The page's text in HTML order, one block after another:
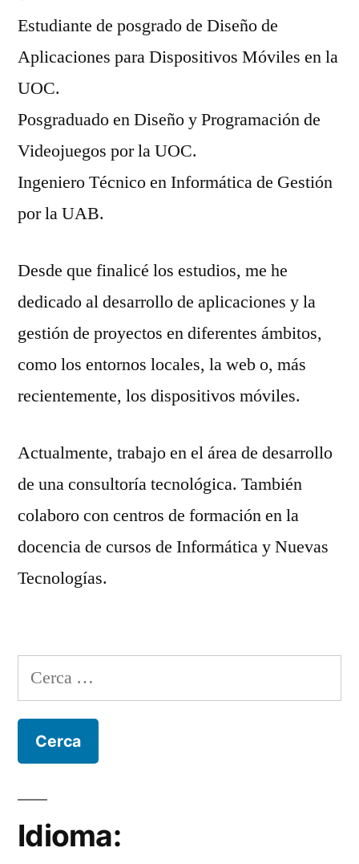
Estudiante de posgrado de Diseño de
Aplicaciones para Dispositivos Móviles en la
UOC.
Posgraduado en Diseño y Programación de
Videojuegos por la UOC.
Ingeniero Técnico en Informática de Gestión
por la UAB.
Desde que finalicé los estudios, me he
dedicado al desarrollo de aplicaciones y la
gestión de proyectos en diferentes ámbitos,
como los entornos locales, la web o, más
recientemente, los dispositivos móviles.
Actualmente, trabajo en el área de desarrollo
de una consultoría tecnológica. También
colaboro con centros de formación en la
docencia de cursos de Informática y Nuevas
Tecnologías.
Cerca:
Idioma: